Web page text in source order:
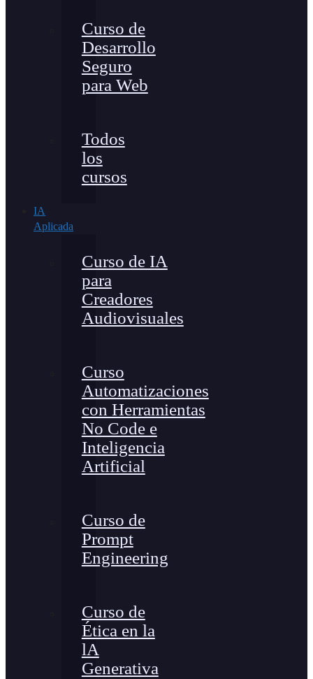
Curso de
Desarrollo
Seguro
para Web
Todos
los
cursos
IA
Aplicada
Curso de IA
para
Creadores
Audiovisuales
Curso
Automatizaciones
con Herramientas
No Code e
Inteligencia
Artificial
Curso de
Prompt
Engineering
Curso de
Ética en la
lA
Generativa